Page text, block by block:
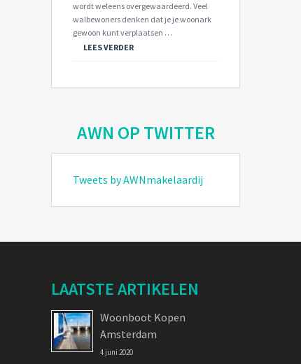
wordt weleens overgewaardeerd. Veel
walbewoners denken dat je je woonark
gewoon kunt verplaatsen …
LEES VERDER
AWN OP TWITTER
Tweets by AWNmakelaardij
LAATSTE ARTIKELEN
Woonboot Kopen
Amsterdam
4 juni 2020